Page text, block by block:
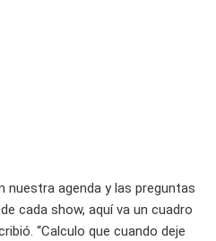
nuestra agenda y las preguntas
cada show, aquí va un cuadro
“Calculo que cuando deje